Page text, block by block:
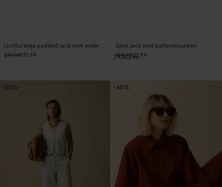
Lichtoranje padded jack met embroidery
219.98131.99
Geel jack met ballonmouwen
139.99111.99
2Kleuren
-20% -40%